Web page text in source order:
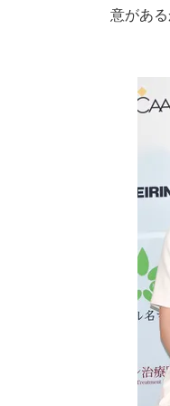
意があ